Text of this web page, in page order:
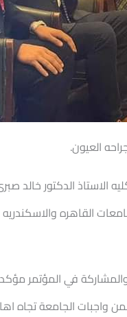
العيون.
الاستاذ الدكتور
القاهره
في المؤتمر
واجبات الجامعة